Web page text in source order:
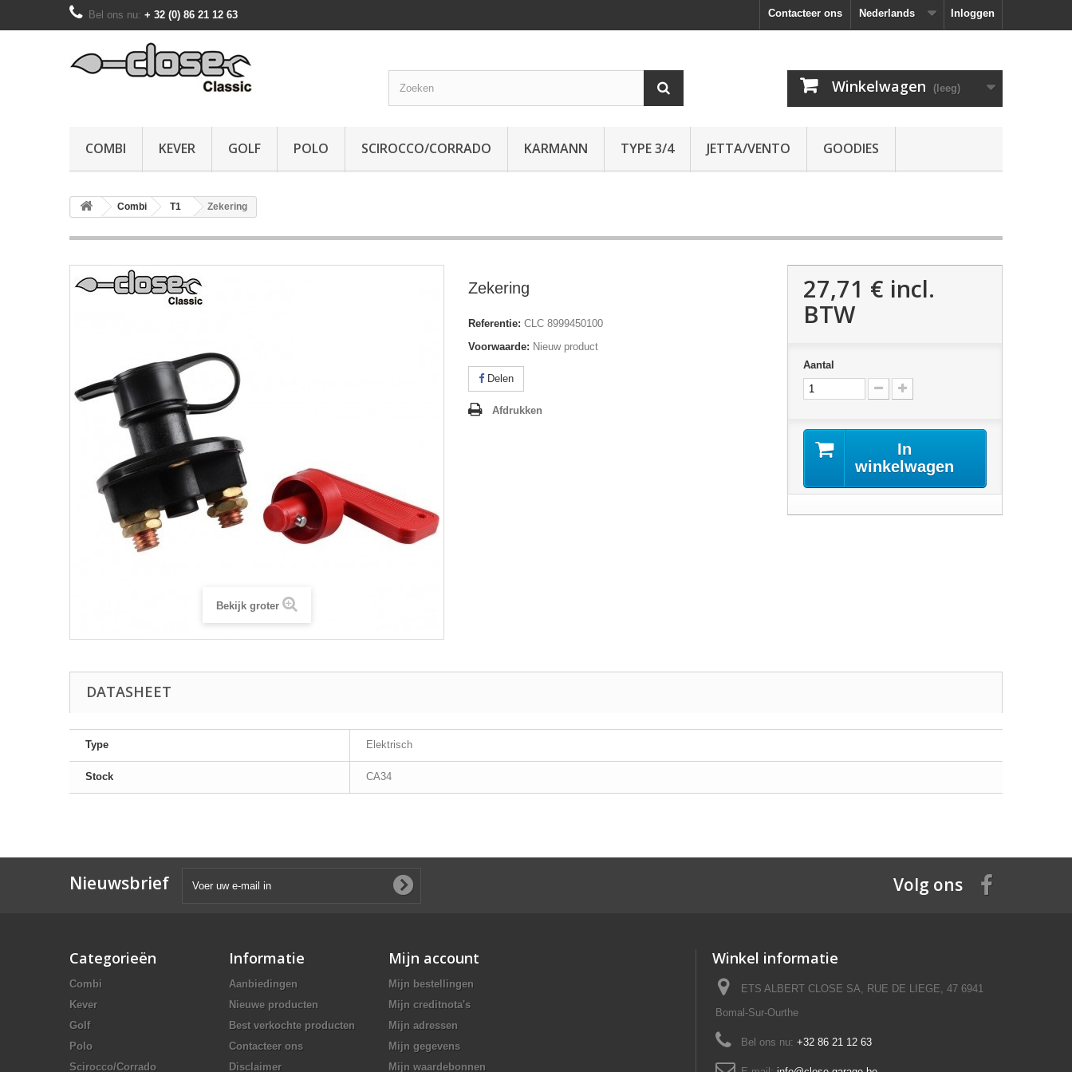
Inloggen
Nederlands
Contacteer ons
Bel ons nu: + 32 (0) 86 21 12 63
Winkelwagen (leeg)
COMBI KEVER GOLF POLO SCIROCCO/CORRADO KARMANN TYPE 3/4 JETTA/VENTO GOODIES
Combi T1 Zekering
Bekijk groter
Zekering
Referentie: CLC 8999450100
Voorwaarde: Nieuw product
Delen
Afdrukken
27,71 € incl.
BTW
Aantal
In
winkelwagen
DATASHEET
Type Elektrisch
Stock CA34
Nieuwsbrief Volg ons
Categorieën
Combi
Kever
Golf
Polo
Scirocco/Corrado
Informatie
Aanbiedingen
Nieuwe producten
Best verkochte producten
Contacteer ons
Disclaimer
Mijn account
Mijn bestellingen
Mijn creditnota's
Mijn adressen
Mijn gegevens
Mijn waardebonnen
Winkel informatie
ETS ALBERT CLOSE SA, RUE DE LIEGE, 47 6941
Bomal-Sur-Ourthe
Bel ons nu: +32 86 21 12 63